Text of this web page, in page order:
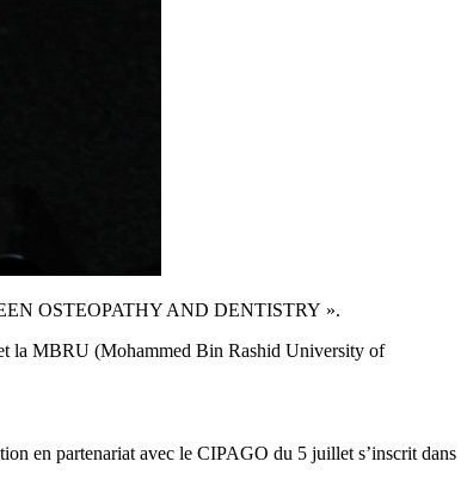
OSTEOPATHY AND DENTISTRY ».
la MBRU (Mohammed Bin Rashid University of
en partenariat avec le CIPAGO du 5 juillet s’inscrit dans